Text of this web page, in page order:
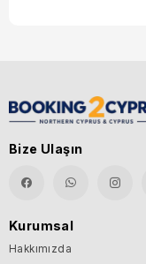
Bize Ulaşın
Kurumsal
Hakkımızda